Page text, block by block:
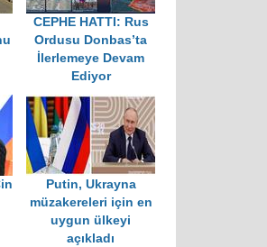
CEPHE HATTI: Rus
Ordusu Donbas’ta
İlerlemeye Devam
Ediyor
Putin, Ukrayna
müzakereleri için en
uygun ülkeyi
açıkladı